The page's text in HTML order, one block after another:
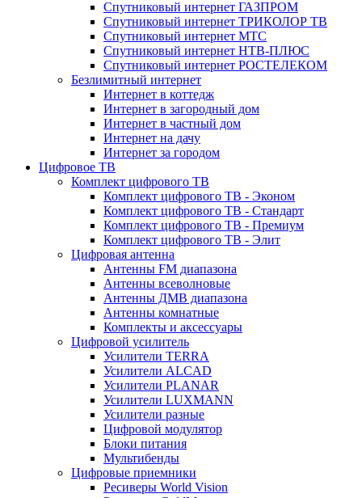
Спутниковый интернет ГАЗПРОМ
Спутниковый интернет ТРИКОЛОР ТВ
Спутниковый интернет МТС
Спутниковый интернет НТВ-ПЛЮС
Спутниковый интернет РОСТЕЛЕКОМ
Безлимитный интернет
Интернет в коттедж
Интернет в загородный дом
Интернет в частный дом
Интернет на дачу
Интернет за городом
Цифровое ТВ
Комплект цифрового ТВ
Комплект цифрового ТВ - Эконом
Комплект цифрового ТВ - Стандарт
Комплект цифрового ТВ - Премиум
Комплект цифрового ТВ - Элит
Цифровая антенна
Антенны FM диапазона
Антенны всеволновые
Антенны ДМВ диапазона
Антенны комнатные
Комплекты и аксессуары
Цифровой усилитель
Усилители TERRA
Усилители ALCAD
Усилители PLANAR
Усилители LUXMANN
Усилители разные
Цифровой модулятор
Блоки питания
Мультибенды
Цифровые приемники
Ресиверы World Vision